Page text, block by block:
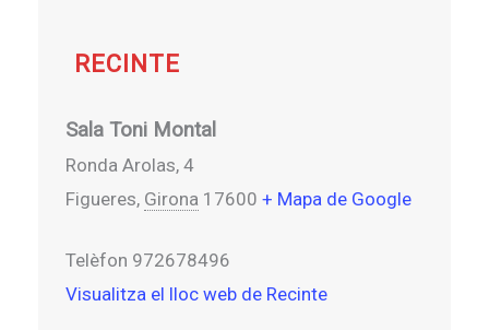
RECINTE
Sala Toni Montal
Ronda Arolas, 4
Figueres, Girona 17600 + Mapa de Google
Telèfon 972678496
Visualitza el lloc web de Recinte